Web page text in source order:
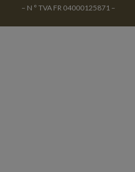
– N ° TVA FR 04000125871 –